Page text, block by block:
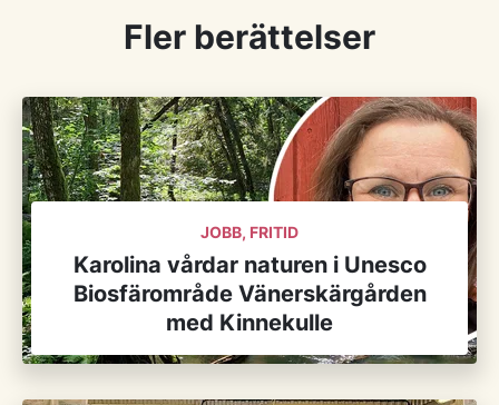
Fler berättelser
JOBB, FRITID
Karolina vårdar naturen i Unesco
Biosfärområde Vänerskärgården
med Kinnekulle